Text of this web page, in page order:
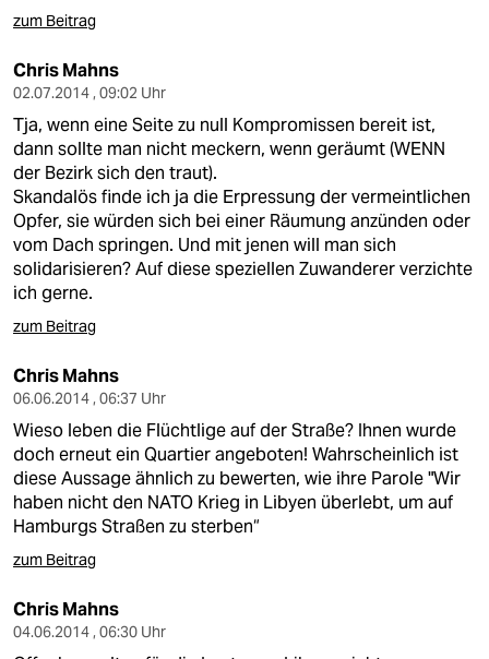
zum Beitrag
Chris Mahns
02.07.2014 , 09:02 Uhr
Tja, wenn eine Seite zu null Kompromissen bereit ist,
dann sollte man nicht meckern, wenn geräumt (WENN
der Bezirk sich den traut).
Skandalös finde ich ja die Erpressung der vermeintlichen
Opfer, sie würden sich bei einer Räumung anzünden oder
vom Dach springen. Und mit jenen will man sich
solidarisieren? Auf diese speziellen Zuwanderer verzichte
ich gerne.
zum Beitrag
Chris Mahns
06.06.2014 , 06:37 Uhr
Wieso leben die Flüchtlige auf der Straße? Ihnen wurde
doch erneut ein Quartier angeboten! Wahrscheinlich ist
diese Aussage ähnlich zu bewerten, wie ihre Parole "Wir
haben nicht den NATO Krieg in Libyen überlebt, um auf
Hamburgs Straßen zu sterben“
zum Beitrag
Chris Mahns
04.06.2014 , 06:30 Uhr